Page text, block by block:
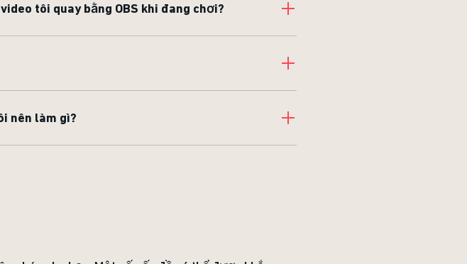
tôi quay bằng OBS khi đang chơi?
nên làm gì?